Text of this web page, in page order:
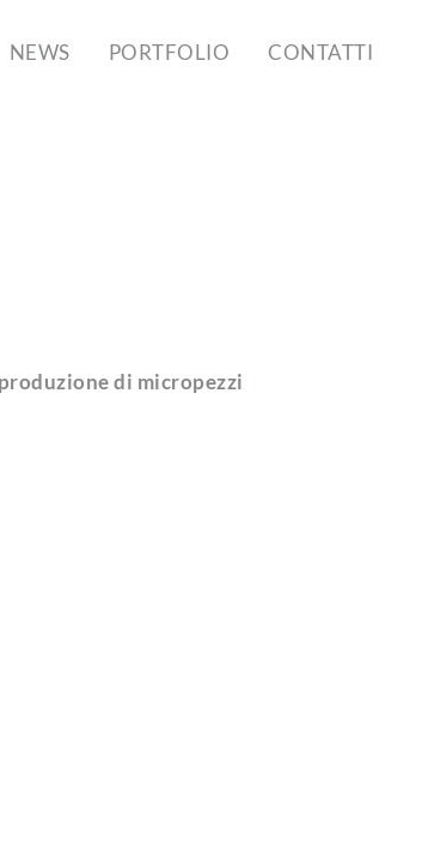
NEWS PORTFOLIO CONTATTI
di micropezzi